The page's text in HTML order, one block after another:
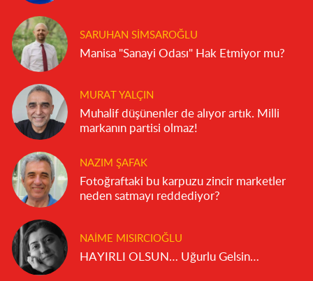
SARUHAN SIMSAROĞLU
Manisa "Sanayi Odası" Hak Etmiyor mu?
MURAT YALÇIN
Muhalif düşünenler de alıyor artık. Milli
markanın partisi olmaz!
NAZIM ŞAFAK
Fotoğraftaki bu karpuzu zincir marketler
neden satmayı reddediyor?
NAIME MISIRCIOĞLU
HAYIRLI OLSUN… Uğurlu Gelsin…